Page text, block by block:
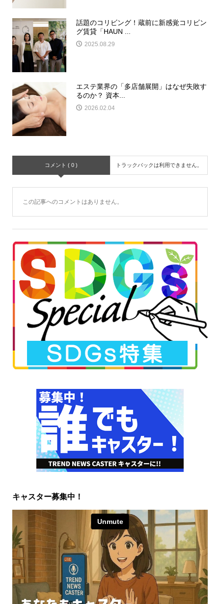
話題のコリビング！蔵前に新感覚コリビン
グ賃貸「HAUN ...
2025.08.29
エステ業界の「多店舗展開」はなぜ失敗す
るのか？ 資本...
2026.02.04
コメント ( 0 ) トラックバックは利用できません。
この記事へのコメントはありません。
キャスター募集中！